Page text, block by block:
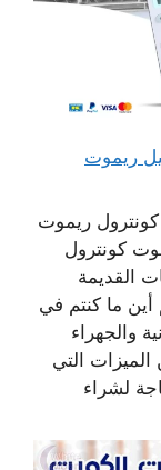
66041166 توصيل ريموت
كونترول ريموت
كونترول
القديمة
أين ما كنتم في
والجهراء
الميزات التي
لشراء